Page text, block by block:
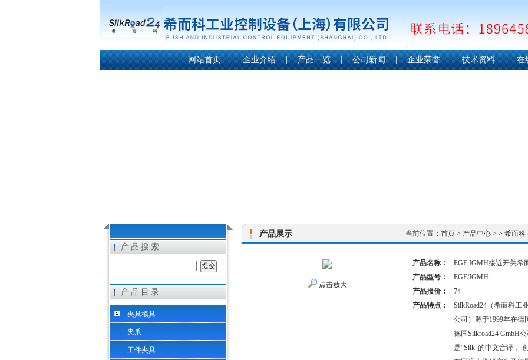
希而科工业控制设备（上海）有限公司
网站首页 | 企业介绍 | 产品一览 | 公司新闻 | 企业荣誉 | 技术资料 | 在
产品搜索
产品目录
夹具模具
夹爪
工件夹具
产品展示 当前位置： 首页 > 产品中心 > > 希而科
点击放大
产品名称：
EGE IGMH接近开关希
产品型号：
EGE/IGMH
产品报价：
74
产品特点：
SilkRoad24（希而科工
公司）源于1999年在德
德国Silkroad24 GmbH
是“Silk"的中文音译，